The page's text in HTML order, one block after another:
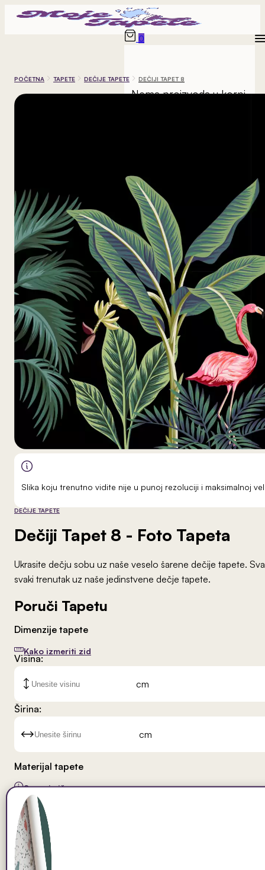
0
Nema proizvoda u korpi.
POČETNA TAPETE DEČIJE TAPETE DEČIJI TAPET 8
Slika koju trenutno vidite nije u punoj rezoluciji i maksimalnoj
DEČIJE TAPETE
Dečiji Tapet 8 - Foto Tapeta
Ukrasite dečju sobu uz naše veselo šarene dečije tapete.
svaki trenutak uz naše jedinstvene dečje tapete.
Poruči Tapetu
Dimenzije tapete
Kako izmeriti zid
Visina:
cm
Širina:
cm
Materijal tapete
Saznaj više